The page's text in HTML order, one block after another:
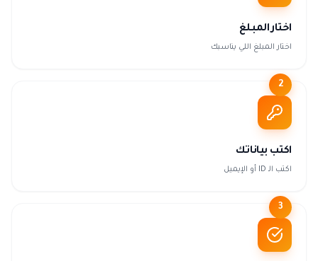
اختار المبلغ
اختار المبلغ اللي يناسبك
2
اكتب بياناتك
اكتب الـ ID أو الإيميل
3